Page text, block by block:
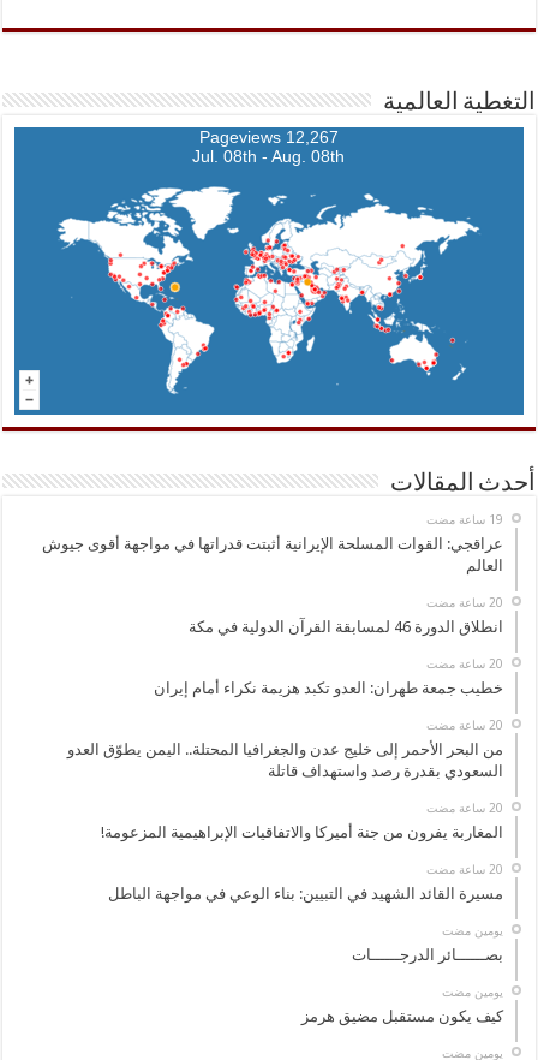
التغطية العالمية
12,267 Pageviews
Jul. 08th - Aug. 08th
أحدث المقالات
عراقجي: القوات المسلحة الإيرانية أثبتت قدراتها في مواجهة أقوى جيوش
العالم
انطلاق الدورة 46 لمسابقة القرآن الدولية في مكة
خطيب جمعة طهران: العدو تكبد هزيمة نكراء أمام إيران
من البحر الأحمر إلى خليج عدن والجغرافيا المحتلة.. اليمن يطوّق العدو
السعودي بقدرة رصد واستهداف قاتلة
المغاربة يفرون من جنة أميركا والاتفاقيات الإبراهيمية المزعومة!
مسيرة القائد الشهيد في التبيين: بناء الوعي في مواجهة الباطل
‏يومين مضت
بصــــــائر الدرجــــــات
‏يومين مضت
كيف يكون مستقبل مضيق هرمز
‏يومين مضت